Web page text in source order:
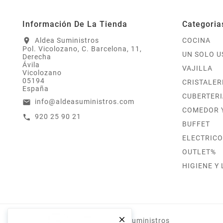

Información De La Tienda
location_on
Aldea Suministros
Pol. Vicolozano, C. Barcelona, 11,
Derecha
Ávila
Vicolozano
05194
España
email info@aldeasuministros.com
call 920 25 90 21
COCINA
UN SOLO
VAJILLA
COMEDOR
BUFFET
ELECTRICO
OUTLET%
HIGIENE Y
© 2019 - Aldea Suministros